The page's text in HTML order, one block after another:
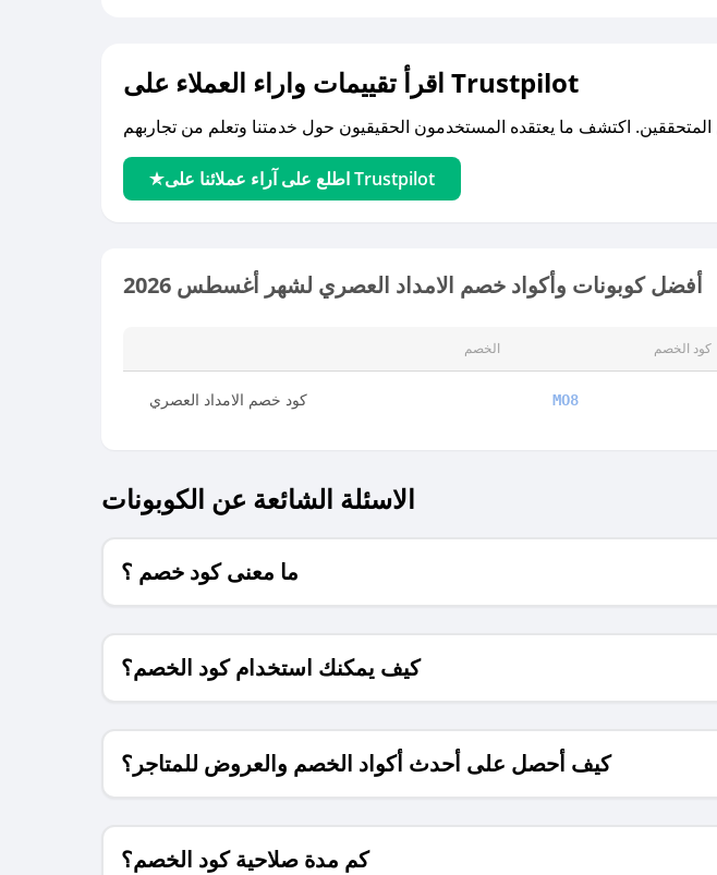
اقرأ تقييمات واراء العملاء على Trustpilot
اطلع على آراء عملائنا على Trustpilot
أفضل كوبونات وأكواد خصم الامداد العصري لشهر أغسطس 2026
الخصم كود الخصم
كود خصم الامداد العصري MO8
الاسئلة الشائعة عن الكوبونات
ما معنى كود خصم ؟
كيف يمكنك استخدام كود الخصم؟
كيف أحصل على أحدث أكواد الخصم والعروض للمتاجر؟
كم مدة صلاحية كود الخصم؟